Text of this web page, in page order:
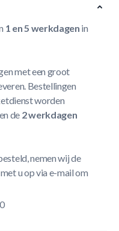
1 en 5 werkdagen in
met een groot
Bestellingen
worden
de 2 werkdagen
nemen wij de
u op via e-mail om